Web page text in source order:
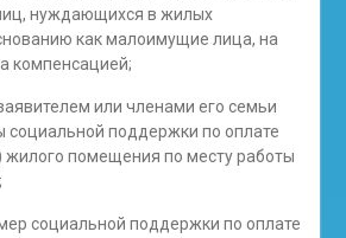
нуждающихся в жилых
как малоимущие лица, на
компенсацией;
или членами его семьи
социальной поддержки по оплате
помещения по месту работы
социальной поддержки по оплате